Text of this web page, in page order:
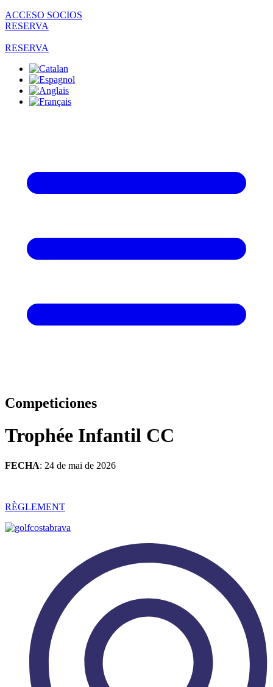
ACCESO SOCIOS
RESERVA
RESERVA
Competiciones
Trophée Infantil CC
FECHA: 24 de mai de 2026
RÈGLEMENT